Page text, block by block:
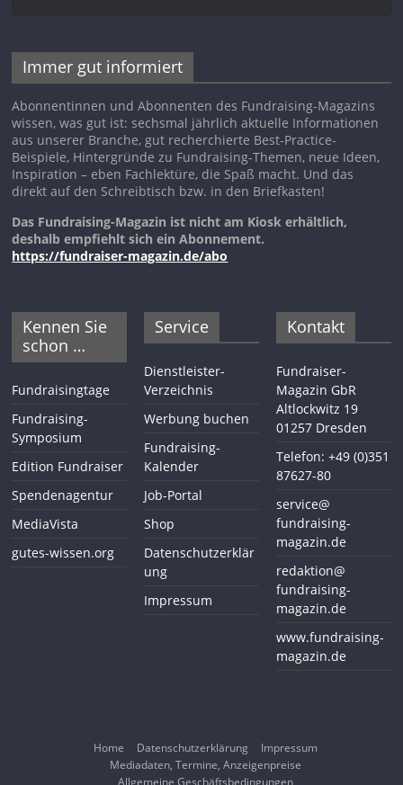
Immer gut informiert
Abonnentinnen und Abonnenten des Fundraising-Magazins
wissen, was gut ist: sechsmal jährlich aktuelle Informationen
aus unserer Branche, gut recherchierte Best-Practice-
Beispiele, Hintergründe zu Fundraising-Themen, neue Ideen,
Inspiration – eben Fachlektüre, die Spaß macht. Und das
direkt auf den Schreibtisch bzw. in den Briefkasten!
Das Fundraising-Magazin ist nicht am Kiosk erhältlich,
deshalb empfiehlt sich ein Abonnement.
https://fundraiser-magazin.de/abo
Kennen Sie
schon …
Fundraisingtage
Fundraising-
Symposium
Edition Fundraiser
Spendenagentur
MediaVista
gutes-wissen.org
Service
Dienstleister-
Verzeichnis
Werbung buchen
Fundraising-
Kalender
Job-Portal
Shop
Datenschutzerklär
ung
Impressum
Kontakt
Fundraiser-
Magazin GbR
Altlockwitz 19
01257 Dresden
Telefon: +49 (0)351
87627-80
service@
fundraising-
magazin.de
redaktion@
fundraising-
magazin.de
www.fundraising-
magazin.de
Home Datenschutzerklärung
Impressum
Mediadaten, Termine, Anzeigenpreise
Allgemeine Geschäftsbedingungen